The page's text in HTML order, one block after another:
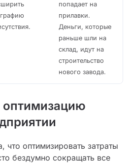
попадает на
прилавки.
Деньги, которые
раньше шли на
склад, идут на
строительство
нового завода.
оптимизацию
оптимизировать затраты
бездумно сокращать все